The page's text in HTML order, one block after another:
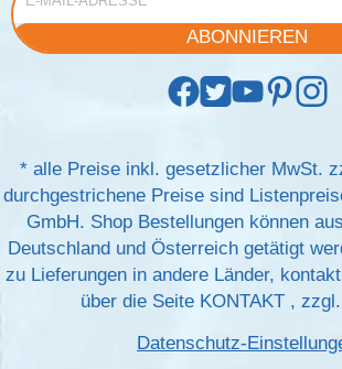
ABONNIEREN
* alle Preise inkl. gesetzlicher MwSt.
durchgestrichene Preise sind
GmbH. Shop Bestellungen können
Deutschland und Österreich getätigt
zu Lieferungen in andere Länder,
über die Seite KONTAKT , zzgl.
Datenschutz-